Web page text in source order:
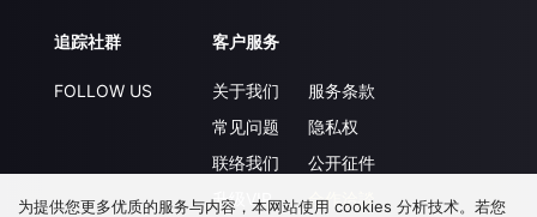
追踪社群
FOLLOW US
客户服务
关于我们
常见问题
联络我们
升级VIP
服务条款
隐私权
公开征件
合作洽談
为提供您更多优质的服务与内容，本网站使用 cookies 分析技术。若您